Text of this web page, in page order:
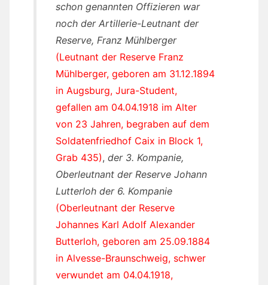
schon genannten Offizieren war
noch der Artillerie-Leutnant der
Reserve, Franz Mühlberger
(Leutnant der Reserve Franz
Mühlberger, geboren am 31.12.1894
in Augsburg, Jura-Student,
gefallen am 04.04.1918 im Alter
von 23 Jahren, begraben auf dem
Soldatenfriedhof Caix in Block 1,
Grab 435), der 3. Kompanie,
Oberleutnant der Reserve Johann
Lutterloh der 6. Kompanie
(Oberleutnant der Reserve
Johannes Karl Adolf Alexander
Butterloh, geboren am 25.09.1884
in Alvesse-Braunschweig, schwer
verwundet am 04.04.1918,